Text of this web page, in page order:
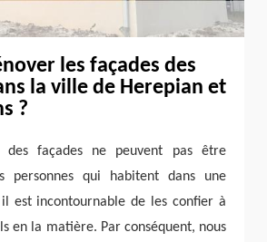
les façades des
la ville de Herepian et
?
des façades ne peuvent pas être
personnes qui habitent dans une
est incontournable de les confier à
en la matière. Par conséquent, nous